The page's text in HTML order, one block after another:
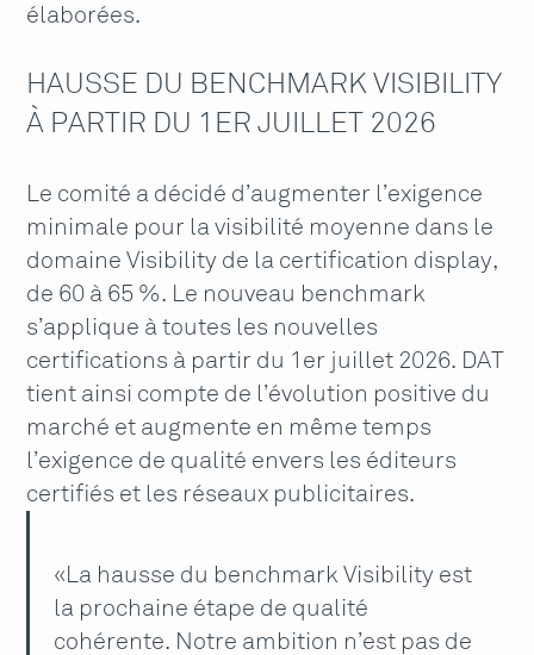
élaborées.
HAUSSE DU BENCHMARK VISIBILITY
À PARTIR DU 1ER JUILLET 2026
Le comité a décidé d’augmenter l’exigence
minimale pour la visibilité moyenne dans le
domaine Visibility de la certification display,
de 60 à 65 %. Le nouveau benchmark
s’applique à toutes les nouvelles
certifications à partir du 1er juillet 2026. DAT
tient ainsi compte de l’évolution positive du
marché et augmente en même temps
l’exigence de qualité envers les éditeurs
certifiés et les réseaux publicitaires.
«La hausse du benchmark Visibility est
la prochaine étape de qualité
cohérente. Notre ambition n’est pas de